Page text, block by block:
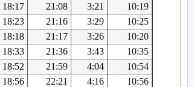
18:17 21:08 3:21
10:19
18:23 21:16 3:29
10:25
18:18 21:17 3:26
10:20
18:33 21:36 3:43
10:35
18:52 21:59 4:04
10:54
18:56 22:21 4:16 10:56